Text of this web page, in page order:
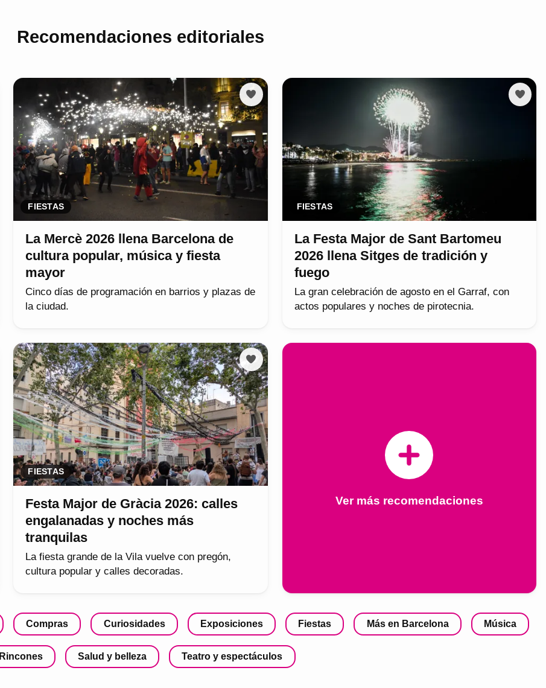
Recomendaciones editoriales
FIESTAS
La Mercè 2026 llena Barcelona de
cultura popular, música y fiesta
mayor
Cinco días de programación en barrios y plazas de
la ciudad.
FIESTAS
La Festa Major de Sant Bartomeu
2026 llena Sitges de tradición y
fuego
La gran celebración de agosto en el Garraf, con
actos populares y noches de pirotecnia.
FIESTAS
Festa Major de Gràcia 2026: calles
engalanadas y noches más
tranquilas
La fiesta grande de la Vila vuelve con pregón,
cultura popular y calles decoradas.
Ver más recomendaciones
Compras Curiosidades Exposiciones Fiestas Más en Barcelona Música
Rincones Salud y belleza Teatro y espectáculos